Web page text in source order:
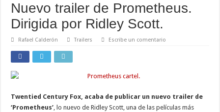
Nuevo trailer de Prometheus.
Dirigida por Ridley Scott.
Rafael Calderón Trailers Escribe un comentario
Twentied Century Fox, acaba de publicar un nuevo trailer de
‘Prometheus’, lo nuevo de Ridley Scott, una de las películas más